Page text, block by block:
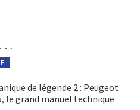
de légende 2 : Peugeot
le grand manuel technique